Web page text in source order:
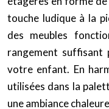
touche ludique à la
des meubles
rangement
votre enfant. En
utilisées dans la
une ambiance